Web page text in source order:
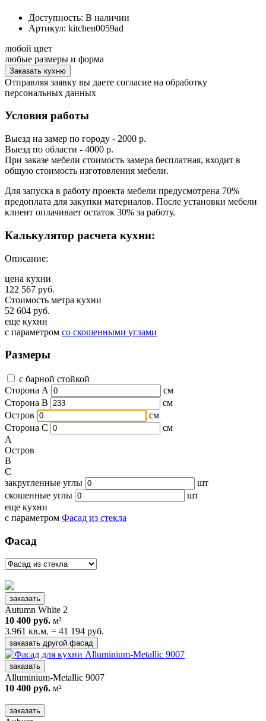
Доступность: В наличии
Артикул: kitchen0059ad
любой цвет
любые размеры и форма
Заказать кухню
Отправляя заявку вы даете согласие на обработку
персональных данных
Условия работы
Выезд на замер по городу - 2000 р.
Выезд по области - 4000 р.
При заказе мебели стоимость замера бесплатная, входит в
общую стоимость изготовления мебели.
Для запуска в работу проекта мебели предусмотрена 70%
предоплата для закупки материалов. После установки мебели
клиент оплачивает остаток 30% за работу.
Калькулятор расчета кухни:
Описание:
цена кухни
122 567 руб.
Стоимость метра кухни
52 604 руб.
еще кухни
с параметром со скошенными углами
Размеры
с барной стойкой
Сторона А
см
Сторона B
см
Остров
см
Сторона C
см
A
Остров
B
C
закругленные углы
шт
скошенные углы
шт
еще кухни
с параметром Фасад из стекла
Фасад
заказать
Autumn White 2
10 400 руб. м²
3.961 кв.м. = 41 194 руб.
заказать другой фасад
заказать
Alluminium-Metallic 9007
10 400 руб. м²
заказать